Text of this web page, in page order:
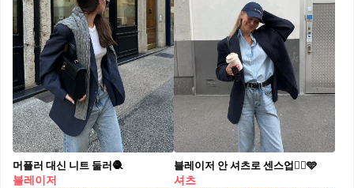
머플러 대신 니트 둘러🧶
블레이저
블레이저 안 셔츠로 센스업☝🏻🩵
셔츠